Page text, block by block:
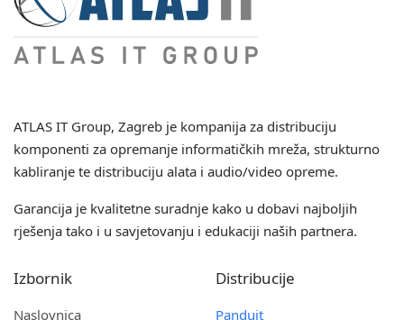
ATLAS IT Group, Zagreb je kompanija za distribuciju
komponenti za opremanje informatičkih mreža, strukturno
kabliranje te distribuciju alata i audio/video opreme.
Garancija je kvalitetne suradnje kako u dobavi najboljih
rješenja tako i u savjetovanju i edukaciji naših partnera.
Izbornik
Naslovnica
Distribucije
Panduit